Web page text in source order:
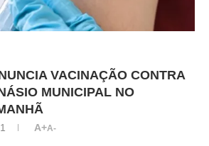
VACINAÇÃO CONTRA
MUNICIPAL NO
A+A-